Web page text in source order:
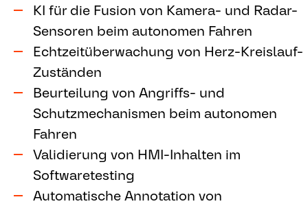
KI für die Fusion von Kamera- und Radar-
Sensoren beim autonomen Fahren
Echtzeitüberwachung von Herz-Kreislauf-
Zuständen
Beurteilung von Angriffs- und
Schutzmechanismen beim autonomen
Fahren
Validierung von HMI-Inhalten im
Softwaretesting
Automatische Annotation von